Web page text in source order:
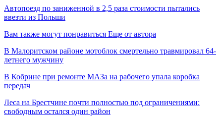
Автопоезд по заниженной в 2,5 раза стоимости пытались
ввезти из Польши
Вам также могут понравиться Еще от автора
В Малоритском районе мотоблок смертельно травмировал 64-
летнего мужчину
В Кобрине при ремонте МАЗа на рабочего упала коробка
передач
Леса на Брестчине почти полностью под ограничениями:
свободным остался один район